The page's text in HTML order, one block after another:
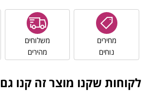
מחירים
נוחים
משלוחים
מהירים
לקוחות שקנו מוצר זה קנו גם